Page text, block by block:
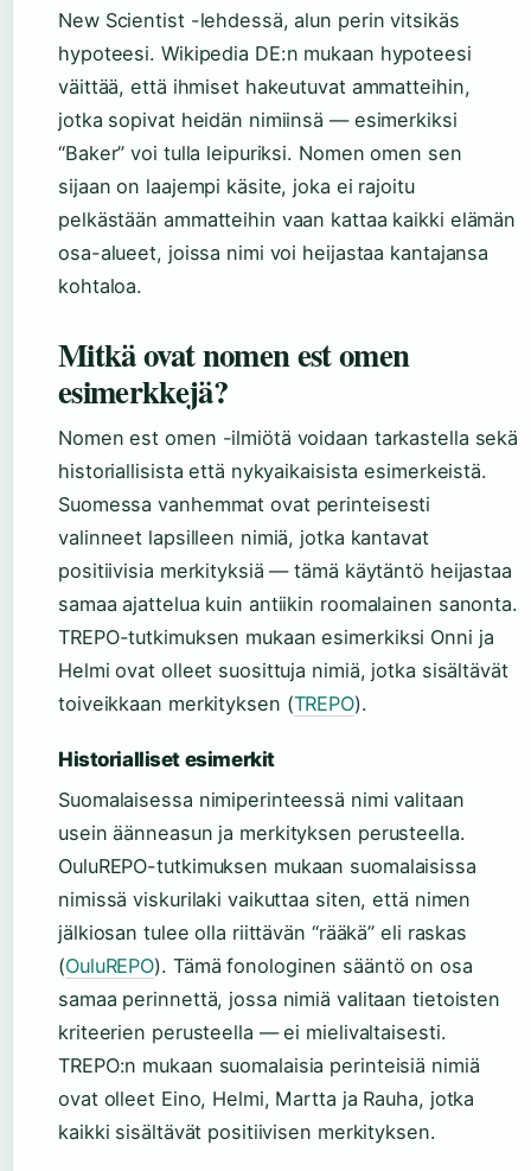
New Scientist -lehdessä, alun perin vitsikäs
hypoteesi. Wikipedia DE:n mukaan hypoteesi
väittää, että ihmiset hakeutuvat ammatteihin,
jotka sopivat heidän nimiinsä — esimerkiksi
“Baker” voi tulla leipuriksi. Nomen omen sen
sijaan on laajempi käsite, joka ei rajoitu
pelkästään ammatteihin vaan kattaa kaikki elämän
osa-alueet, joissa nimi voi heijastaa kantajansa
kohtaloa.
Mitkä ovat nomen est omen
esimerkkejä?
Nomen est omen -ilmiötä voidaan tarkastella sekä
historiallisista että nykyaikaisista esimerkeistä.
Suomessa vanhemmat ovat perinteisesti
valinneet lapsilleen nimiä, jotka kantavat
positiivisia merkityksiä — tämä käytäntö heijastaa
samaa ajattelua kuin antiikin roomalainen sanonta.
TREPO-tutkimuksen mukaan esimerkiksi Onni ja
Helmi ovat olleet suosittuja nimiä, jotka sisältävät
toiveikkaan merkityksen (TREPO).
Historialliset esimerkit
Suomalaisessa nimiperinteessä nimi valitaan
usein äänneasun ja merkityksen perusteella.
OuluREPO-tutkimuksen mukaan suomalaisissa
nimissä viskurilaki vaikuttaa siten, että nimen
jälkiosan tulee olla riittävän “rääkä” eli raskas
(OuluREPO). Tämä fonologinen sääntö on osa
samaa perinnettä, jossa nimiä valitaan tietoisten
kriteerien perusteella — ei mielivaltaisesti.
TREPO:n mukaan suomalaisia perinteisiä nimiä
ovat olleet Eino, Helmi, Martta ja Rauha, jotka
kaikki sisältävät positiivisen merkityksen.